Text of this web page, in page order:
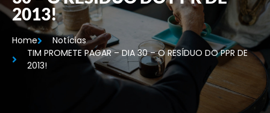
2013!
Home
Notícias
TIM PROMETE PAGAR – DIA 30 – O RESÍDUO DO PPR DE
2013!